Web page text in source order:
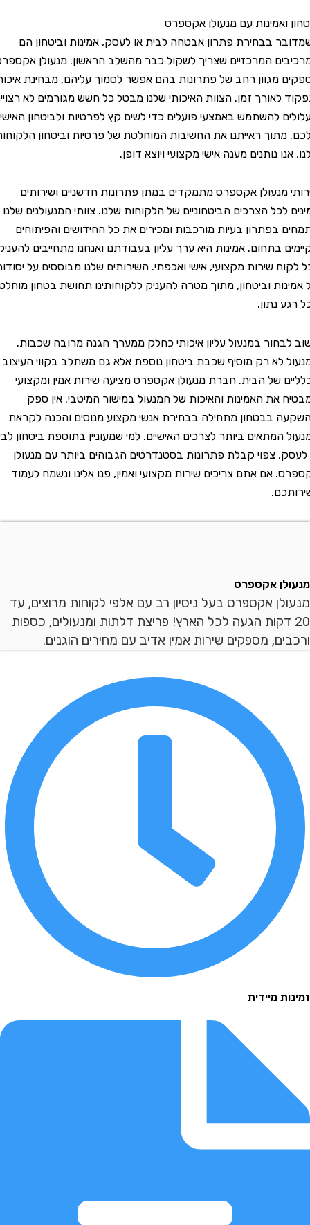
עם מנעולן אקספרס
בבחירת פתרון אבטחה לבית או לעסק, אמינות וביטחון הם
המרכזיים שצריך לשקול כבר מהשלב הראשון. מנעולן אקספרס
מגוון רחב של פתרונות בהם אפשר לסמוך עליהם, מבחינת איכות
זמן. הצוות האיכותי שלנו מבטל כל חשש מגורמים לא רצויים
להשתמש באמצעי פועלים כדי לשים קץ לפרטיות ולביטחון האישי
ראייתנו את החשיבות המוחלטת של פרטיות וביטחון הלקוחות
נותנים מענה אישי מקצועי ויוצא דופן.
אקספרס מתמקדים במתן פתרונות חדשניים ושירותים
הצרכים הביטחוניים של הלקוחות שלנו. צוותי המנעולנים שלנו
בעיות מורכבות ומכירים את כל החידושים והפיתוחים
בתחום. אמינות היא ערך עליון בעבודתנו ואנחנו מתחייבים להעניק
שירות מקצועי, אישי ואכפתי. השירותים שלנו מבוססים על יסודות
וביטחון, מתוך מטרה להעניק ללקוחותינו תחושת בטחון מוחלטת
נתון.
במנעול עליון איכותי כחלק ממערך הגנה מרובה שכבות.
לא רק מוסיף שכבת ביטחון נוספת אלא גם משתלב בקווי העיצוב
של הבית. חברת מנעולן אקספרס מציעה שירות אמין ומקצועי
האמינות והאיכות של המנעול במישור המיטבי. אין ספק
בבטחון מתחילה בבחירת אנשי מקצוע מנוסים והכנה לקראת
ביותר לצרכים האישיים. למי שמעוניין בתוספת ביטחון לבית
צפוי קבלת פתרונות בסטנדרטים הגבוהים ביותר עם מנעולן
אם אתם צריכים שירות מקצועי ואמין, פנו אלינו ונשמח לעמוד
אקספרס
אקספרס בעל ניסיון רב עם אלפי לקוחות מרוצים, עד
דקות הגעה לכל הארץ! פריצת דלתות ומנעולים, כספות
מספקים שירות אמין אדיב עם מחירים הוגנים.
מיידית